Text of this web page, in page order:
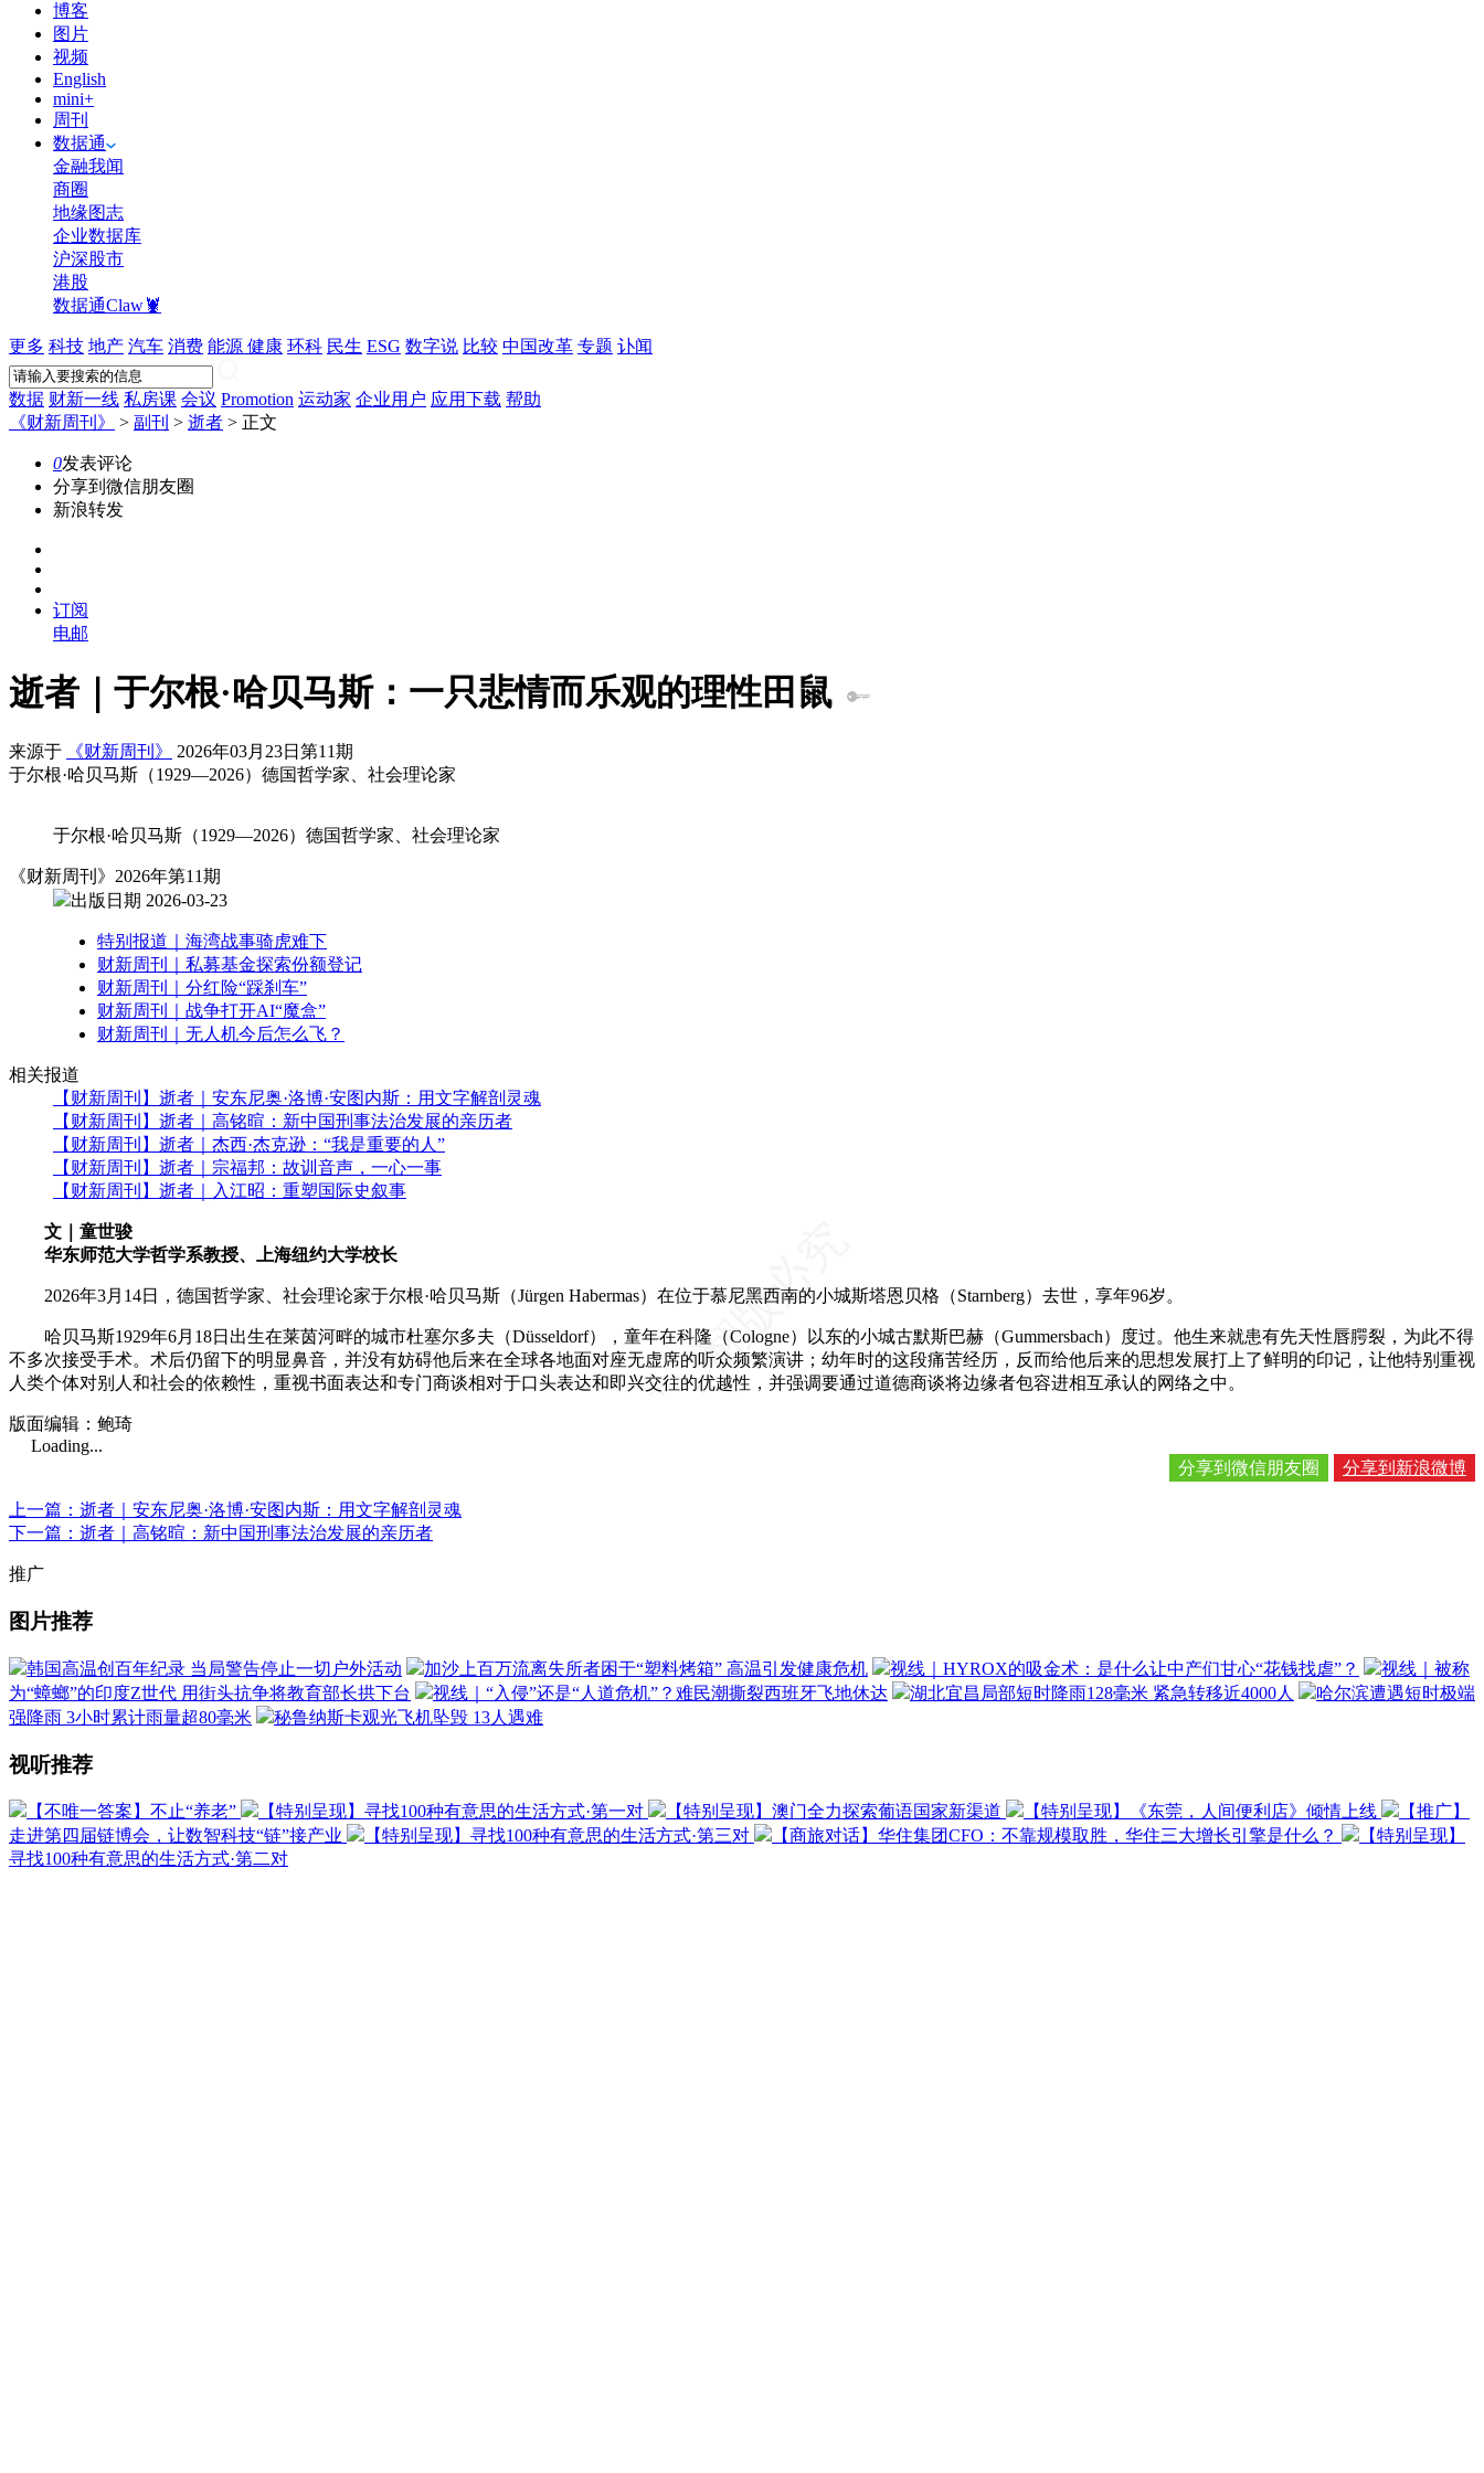
博客
图片
视频
English
mini+
周刊
数据通
金融我闻
商圈
地缘图志
企业数据库
沪深股市
港股
数据通Claw🦞
更多 科技 地产 汽车 消费 能源 健康 环科 民生 ESG 数字说 比较 中国改革 专题 讣闻
数据 财新一线 私房课 会议 Promotion 运动家 企业用户 应用下载 帮助
《财新周刊》
> 副刊 > 逝者 > 正文
0发表评论
分享到微信朋友圈
新浪转发
订阅
电邮
逝者｜于尔根·哈贝马斯：一只悲情而乐观的理性田鼠
来源于 《财新周刊》
2026年03月23日第11期
于尔根·哈贝马斯（1929—2026）德国哲学家、社会理论家
于尔根·哈贝马斯（1929—2026）德国哲学家、社会理论家
《财新周刊》2026年第11期
出版日期 2026-03-23
特别报道｜海湾战事骑虎难下
财新周刊｜私募基金探索份额登记
财新周刊｜分红险“踩刹车”
财新周刊｜战争打开AI“魔盒”
财新周刊｜无人机今后怎么飞？
相关报道
【财新周刊】逝者｜安东尼奥·洛博·安图内斯：用文字解剖灵魂
【财新周刊】逝者｜高铭暄：新中国刑事法治发展的亲历者
【财新周刊】逝者｜杰西·杰克逊：“我是重要的人”
【财新周刊】逝者｜宗福邦：故训音声，一心一事
【财新周刊】逝者｜入江昭：重塑国际史叙事
文｜童世骏
华东师范大学哲学系教授、上海纽约大学校长
2026年3月14日，德国哲学家、社会理论家于尔根·哈贝马斯（Jürgen Habermas）在位于慕尼黑西南的小城斯塔恩贝格（Starnberg）去世，享年96岁。
哈贝马斯1929年6月18日出生在莱茵河畔的城市杜塞尔多夫（Düsseldorf），童年在科隆（Cologne）以东的小城古默斯巴赫（Gummersbach）度过。他生来就患有先天性唇腭裂，为此不得
不多次接受手术。术后仍留下的明显鼻音，并没有妨碍他后来在全球各地面对座无虚席的听众频繁演讲；幼年时的这段痛苦经历，反而给他后来的思想发展打上了鲜明的印记，让他特别重视
人类个体对别人和社会的依赖性，重视书面表达和专门商谈相对于口头表达和即兴交往的优越性，并强调要通过道德商谈将边缘者包容进相互承认的网络之中。
版面编辑：鲍琦
Loading...
分享到新浪微博
分享到微信朋友圈
上一篇：逝者｜安东尼奥·洛博·安图内斯：用文字解剖灵魂
下一篇：逝者｜高铭暄：新中国刑事法治发展的亲历者
推广
图片推荐
韩国高温创百年纪录 当局警告停止一切户外活动 加沙上百万流离失所者困于“塑料烤箱” 高温引发健康危机 视线｜HYROX的吸金术：是什么让中产们甘心“花钱找虐”？
视线｜被称
为“蟑螂”的印度Z世代 用街头抗争将教育部长拱下台
视线｜“入侵”还是“人道危机”？难民潮撕裂西班牙飞地休达 湖北宜昌局部短时降雨128毫米 紧急转移近4000人
哈尔滨遭遇短时极端
强降雨 3小时累计雨量超80毫米
秘鲁纳斯卡观光飞机坠毁 13人遇难
视听推荐
【不唯一答案】不止“养老” 【特别呈现】寻找100种有意思的生活方式·第一对 【特别呈现】澳门全力探索葡语国家新渠道 【特别呈现】《东莞，人间便利店》倾情上线
【推广】
走进第四届链博会，让数智科技“链”接产业
【特别呈现】寻找100种有意思的生活方式·第三对 【商旅对话】华住集团CFO：不靠规模取胜，华住三大增长引擎是什么？
【特别呈现】
寻找100种有意思的生活方式·第二对